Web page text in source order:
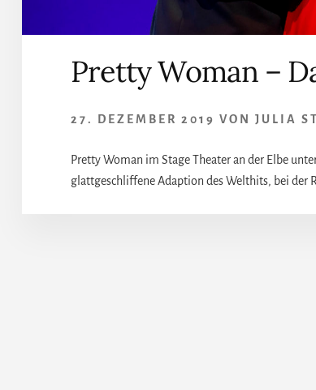
Pretty Woman –
27. DEZEMBER 2019 VON JULIA
Pretty Woman im Stage Theater an der Elbe
glattgeschliffene Adaption des Welthits, bei der